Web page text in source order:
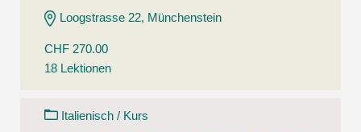
Loogstrasse 22, Münchenstein
CHF 270.00
18 Lektionen
Italienisch / Kurs